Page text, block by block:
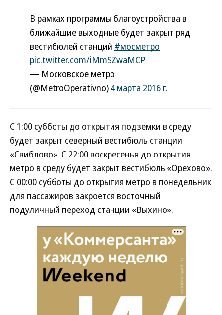
В рамках программы благоустройства в
ближайшие выходные будет закрыт ряд
вестибюлей станций #мосметро
pic.twitter.com/iMmSZwaMCP
— Московское метро
(@MetroOperativno) 4 марта 2016 г.
С 1:00 субботы до открытия подземки в среду
будет закрыт северный вестибюль станции
«Свиблово». С 22:00 воскресенья до открытия
метро в среду будет закрыт вестибюль «Орехово».
С 00:00 субботы до открытия метро в понедельник
для пассажиров закроется восточный
подуличный переход станции «Выхино».